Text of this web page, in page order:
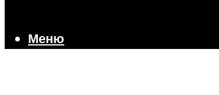
Поиск
Меню